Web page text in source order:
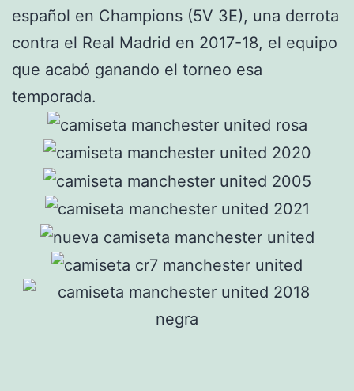
español en Champions (5V 3E), una derrota
contra el Real Madrid en 2017-18, el equipo
que acabó ganando el torneo esa
temporada.